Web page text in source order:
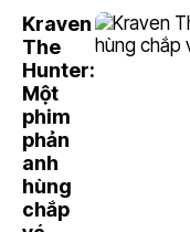
Kraven
The
Hunter:
Một
phim
phản
anh
hùng
chắp